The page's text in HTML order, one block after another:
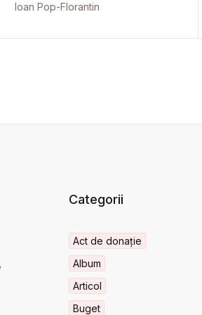
Ioan Pop-Florantin
Categorii
Act de donație
Album
Articol
Buget